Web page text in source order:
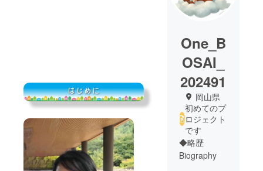
One_B
OSAI_
202491
岡山県
初めてのプ
ロジェクト
です
◆略歴
Biography